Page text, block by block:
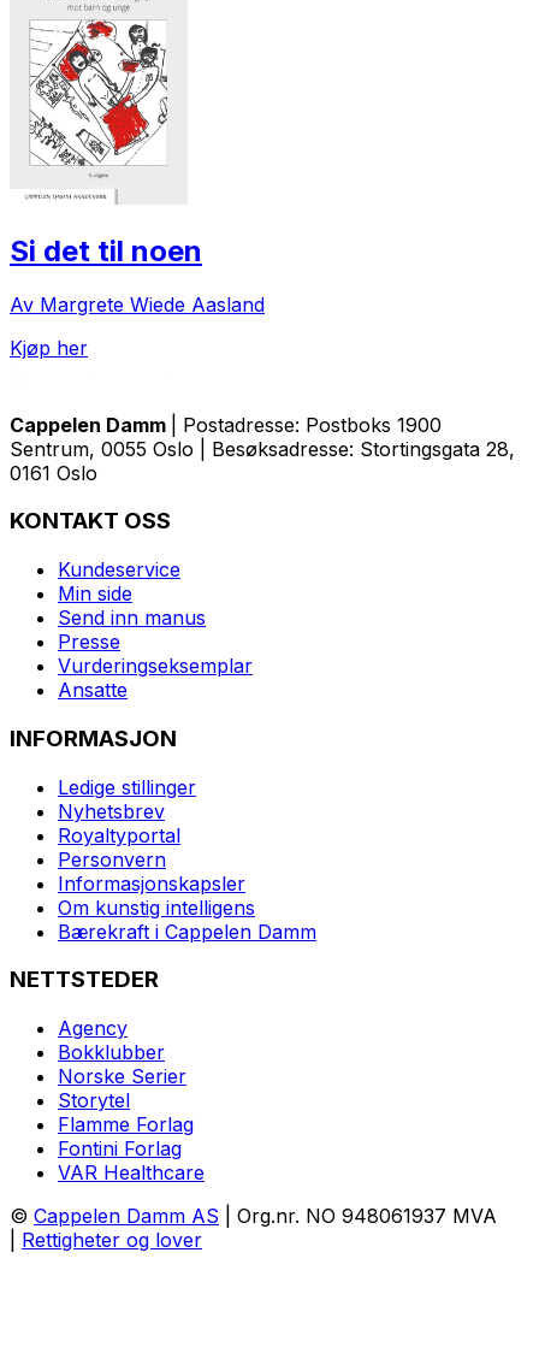
Si det til noen
Av Margrete Wiede Aasland
Kjøp her
Cappelen Damm
| Postadresse: Postboks 1900
Sentrum, 0055 Oslo | Besøksadresse: Stortingsgata 28,
0161 Oslo
KONTAKT OSS
Kundeservice
Min side
Send inn manus
Presse
Vurderingseksemplar
Ansatte
INFORMASJON
Ledige stillinger
Nyhetsbrev
Royaltyportal
Personvern
Informasjonskapsler
Om kunstig intelligens
Bærekraft i Cappelen Damm
NETTSTEDER
Agency
Bokklubber
Norske Serier
Storytel
Flamme Forlag
Fontini Forlag
VAR Healthcare
© Cappelen Damm AS | Org.nr. NO 948061937 MVA
Rettigheter og lover